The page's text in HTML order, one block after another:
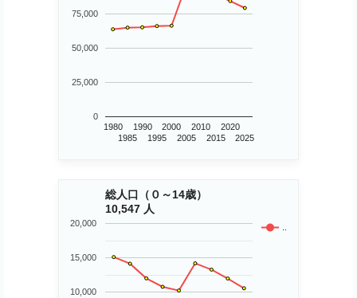
1980
1985
1990
1995
2000
2005
2010
2015
2020
2025
0
25,000
50,000
75,000
総人口（０～14歳）
10,547 人
..
10,000
15,000
20,000